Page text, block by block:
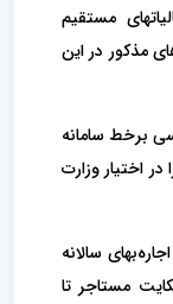
(54) قانون مالیاتهای مستقیم
مذکور در این
برخط سامانه
را در اختیار وزارت
سالانه
مستاجر تا